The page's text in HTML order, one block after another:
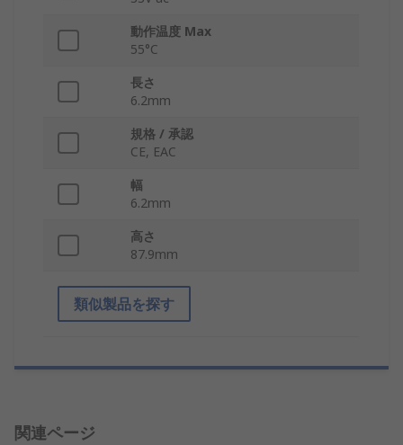
動作温度 Max
55°C
長さ
6.2mm
規格 / 承認
CE, EAC
幅
6.2mm
高さ
87.9mm
類似製品を探す
関連ページ